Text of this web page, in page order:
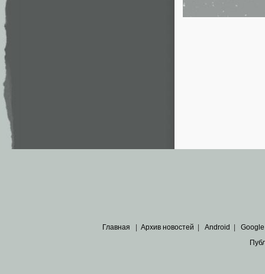
Главная Архив новостей Android Google